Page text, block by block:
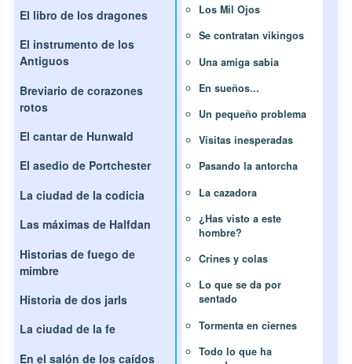
El libro de los dragones
El instrumento de los
Antiguos
Breviario de corazones
rotos
El cantar de Hunwald
El asedio de Portchester
La ciudad de la codicia
Las máximas de Halfdan
Historias de fuego de
mimbre
Historia de dos jarls
La ciudad de la fe
En el salón de los caídos
Los Mil Ojos
Se contratan vikingos
Una amiga sabia
En sueños...
Un pequeño problema
Visitas inesperadas
Pasando la antorcha
La cazadora
¿Has visto a este
hombre?
Crines y colas
Lo que se da por
sentado
Tormenta en ciernes
Todo lo que ha